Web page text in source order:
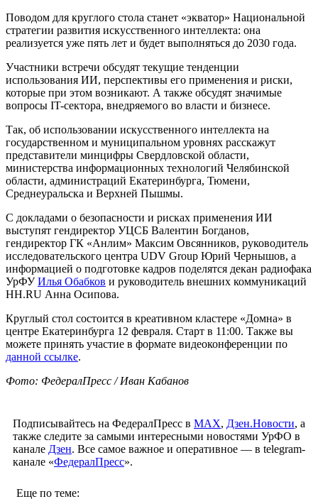
Поводом для круглого стола станет «экватор» Национальной
стратегии развития искусственного интеллекта: она
реализуется уже пять лет и будет выполняться до 2030 года.
Участники встречи обсудят текущие тенденции
использования ИИ, перспективы его применения и риски,
которые при этом возникают. А также обсудят значимые
вопросы IT-сектора, внедряемого во власти и бизнесе.
Так, об использовании искусственного интеллекта на
государственном и муниципальном уровнях расскажут
представители минцифры Свердловской области,
министерства информационных технологий Челябинской
области, администраций Екатеринбурга, Тюмени,
Среднеуральска и Верхней Пышмы.
С докладами о безопасности и рисках применения ИИ
выступят гендиректор УЦСБ Валентин Богданов,
гендиректор ГК «Анлим» Максим Овсянников, руководитель
исследовательского центра UDV Group Юрий Чернышов, а
информацией о подготовке кадров поделятся декан радиофака
УрФУИлья Обабков и руководитель внешних коммуникаций
HH.RU Анна Осипова.
Круглый стол состоится в креативном кластере «Домна» в
центре Екатеринбурга 12 февраля. Старт в 11:00. Также вы
можете принять участие в формате видеоконференции по
данной ссылке.
Фото: ФедералПресс / Иван Кабанов
Подписывайтесь на ФедералПресс в МАХ, Дзен.Новости, а
также следите за самыми интересными новостями УрФО в
канале Дзен. Все самое важное и оперативное — в telegram-
канале «ФедералПресс».
Еще по теме: